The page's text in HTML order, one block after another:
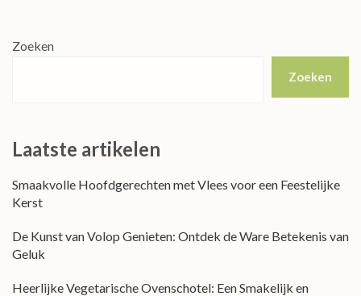
Zoeken
Zoeken
Laatste artikelen
Smaakvolle Hoofdgerechten met Vlees voor een Feestelijke
Kerst
De Kunst van Volop Genieten: Ontdek de Ware Betekenis van
Geluk
Heerlijke Vegetarische Ovenschotel: Een Smakelijk en